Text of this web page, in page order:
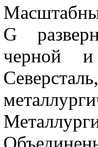
G
черной и